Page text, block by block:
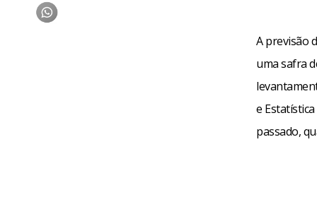
A previsão
uma safra
e
passado,